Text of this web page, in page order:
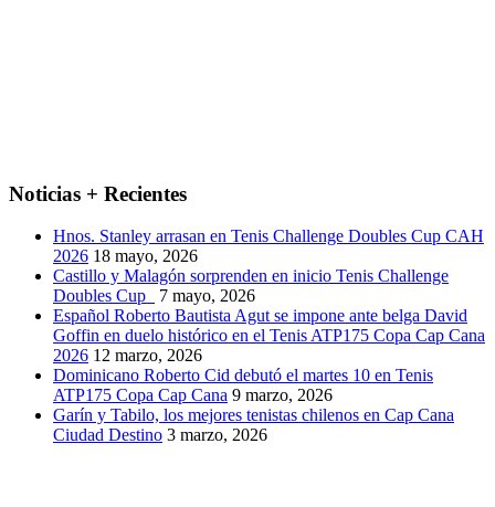
Noticias + Recientes
Hnos. Stanley arrasan en Tenis Challenge Doubles Cup CAH
2026 18 mayo, 2026
Castillo y Malagón sorprenden en inicio Tenis Challenge
Doubles Cup
7 mayo, 2026
Español Roberto Bautista Agut se impone ante belga David
Goffin en duelo histórico en el Tenis ATP175 Copa Cap Cana
2026 12 marzo, 2026
Dominicano Roberto Cid debutó el martes 10 en Tenis
ATP175 Copa Cap Cana 9 marzo, 2026
Garín y Tabilo, los mejores tenistas chilenos en Cap Cana
Ciudad Destino 3 marzo, 2026